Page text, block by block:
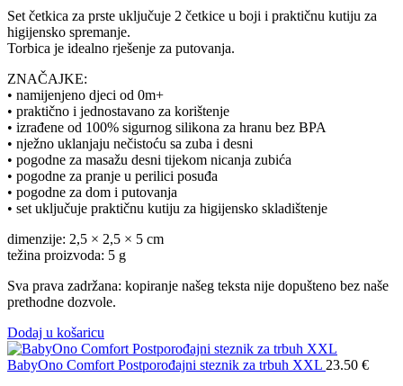
Set četkica za prste uključuje 2 četkice u boji i praktičnu kutiju za
higijensko spremanje.
Torbica je idealno rješenje za putovanja.
ZNAČAJKE:
• namijenjeno djeci od 0m+
• praktično i jednostavano za korištenje
• izrađene od 100% sigurnog silikona za hranu bez BPA
• nježno uklanjaju nečistoću sa zuba i desni
• pogodne za masažu desni tijekom nicanja zubića
• pogodne za pranje u perilici posuđa
• pogodne za dom i putovanja
• set uključuje praktičnu kutiju za higijensko skladištenje
dimenzije: 2,5 × 2,5 × 5 cm
težina proizvoda: 5 g
Sva prava zadržana: kopiranje našeg teksta nije dopušteno bez naše
prethodne dozvole.
Dodaj u košaricu
BabyOno Comfort Postporođajni steznik za trbuh XXL 23.50 €